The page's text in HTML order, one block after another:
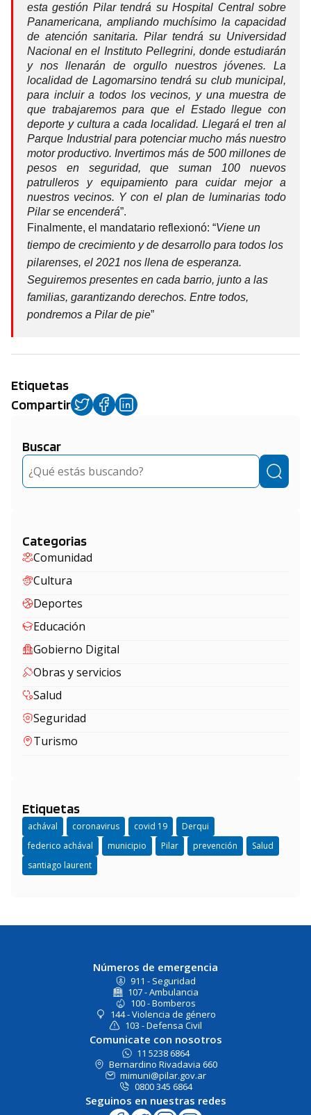
esta gestión Pilar tendrá su Hospital Central sobre
Panamericana, ampliando muchísimo la capacidad
de atención sanitaria. Pilar tendrá su Universidad
Nacional en el Instituto Pellegrini, donde estudiarán
y nos llenarán de orgullo nuestros jóvenes. La
localidad de Lagomarsino tendrá su club municipal,
para incluir a todos los vecinos, y una muestra de
que trabajaremos para que el Estado llegue con
deporte y cultura a cada localidad. Llegará el tren al
Parque Industrial para potenciar mucho más nuestro
motor productivo. Invertimos más de 500 millones de
pesos en seguridad, que suman 100 nuevos
patrulleros y equipamiento para cuidar mejor a
nuestros vecinos. Y con el plan de luminarias todo
Pilar se encenderá”.
Finalmente, el mandatario reflexionó: “Viene un
tiempo de crecimiento y de desarrollo para todos los
pilarenses, el 2021 nos llena de esperanza.
Seguiremos presentes en cada barrio, junto a las
familias, garantizando derechos. Entre todos,
pondremos a Pilar de pie”
Etiquetas
Compartir
Buscar
Buscar
Categorias
Comunidad
Cultura
Deportes
Educación
Gobierno Digital
Obras y servicios
Salud
Seguridad
Turismo
Etiquetas
achával coronavirus covid 19
Derqui
federico achával
municipio Pilar prevención
Salud
santiago laurent
Números de emergencia
911 - Seguridad
107 - Ambulancia
100 - Bomberos
144 - Violencia de género
103 - Defensa Civil
Comunicate con nosotros
11 5238 6864
Bernardino Rivadavia 660
mimuni@pilar.gov.ar
0800 345 6864
Seguinos en nuestras redes